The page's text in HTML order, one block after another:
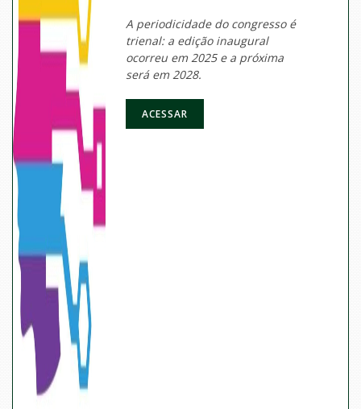
A periodicidade do congresso é
trienal: a edição inaugural
ocorreu em 2025 e a próxima
será em 2028.
ACESSAR